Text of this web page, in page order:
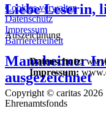
Liebe Leserin,
Auszeichnung
Mannheimer
ausgezeichnet
Ehrenamtsfonds
Cookies verwalten
Datenschutz
Impressum
Barrierefreiheit
Datenschutz:
Impressum:
Copyright © caritas 2026